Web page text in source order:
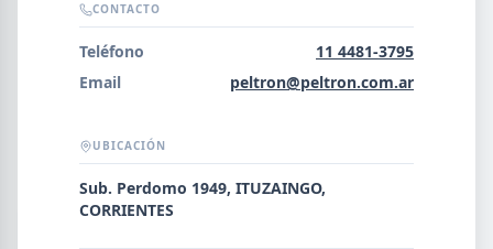
Error al cargar empresas.
CONTACTO
Teléfono
11 4481-3795
Email
peltron@peltron.com.ar
UBICACIÓN
Sub. Perdomo 1949, ITUZAINGO,
CORRIENTES